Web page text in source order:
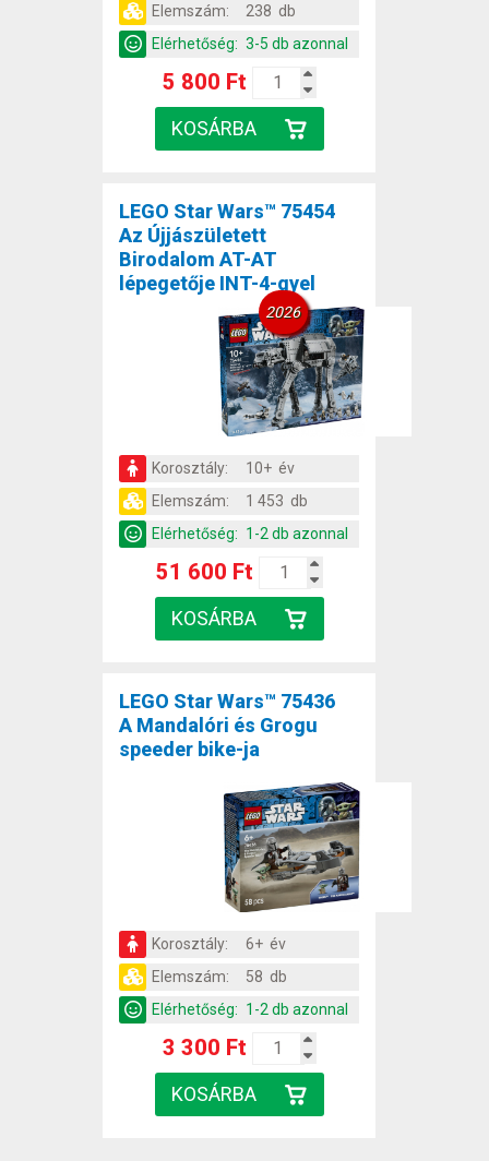
Elemszám:
238 db
Elérhetőség: 3-5 db azonnal
5 800 Ft
LEGO Star Wars™ 75454
Az Újjászületett
Birodalom AT-AT
lépegetője INT-4-gyel
2026
Korosztály:
10+ év
Elemszám:
1 453 db
Elérhetőség: 1-2 db azonnal
51 600 Ft
LEGO Star Wars™ 75436
A Mandalóri és Grogu
speeder bike-ja
Korosztály:
6+ év
Elemszám:
58 db
Elérhetőség: 1-2 db azonnal
3 300 Ft